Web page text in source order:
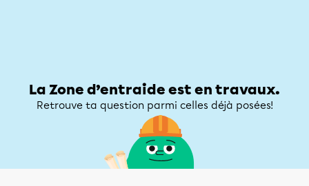
La Zone d’entraide est en travaux.
Retrouve ta question parmi celles déjà posées!